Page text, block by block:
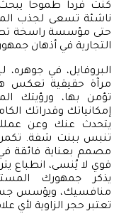
كنت فرداً طموحاً
ناشئة تسعى لجذب
حتى مؤسسة راسخة
التجارية في أذهان
البروفايل، في
مرآة حقيقية تعكس
تؤمن بها، ورؤيتك
إمكانياتك وقدراتك
يتحدث عنك وعن عملك
تنبس ببنت شفة. تكمن
مصمم بعناية فائقة في
قوي لا يُنسى، انطباع
يذكر جمهورك
منافسيك، ويؤسس
تعتبر حجر الزاوية لأي